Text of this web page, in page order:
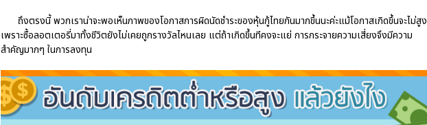
ถึงตรงนี้ พวกเราน่าจะพอเห็นภาพของโอกาสการผิดนัดชำระของหุ้นกู้ไทยกันมากขึ้นนะค่ะแม้โอกาสเกิดขึ้นจะไม่สูง
เพราะซื้อลอตเตอรี่มาทั้งชีวิตยังไม่เคยถูกรางวัลไหนเลย แต่ถ้าเกิดขึ้นทีคงจะแย่ การกระจายความเสี่ยงจึงมีความ
สำคัญมากๆ ในการลงทุน